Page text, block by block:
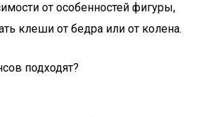
от особенностей фигуры,
клеши от бедра или от колена.
подходят?